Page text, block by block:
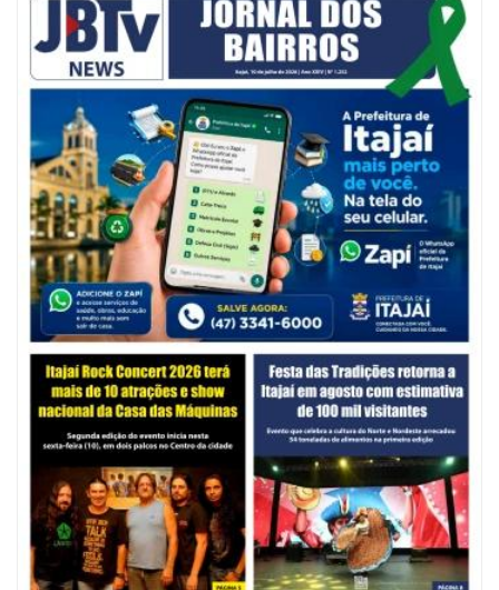
06/08/2026 | 10:14
Defesa Civil de SC monitora formação de ciclone-bomba no Sul do Brasil;
entenda como o fenômeno se forma e quais os impactos no estado
ITAJAÍ